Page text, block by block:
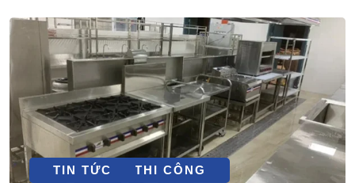
THIẾT KẾ - THI CÔNG
TIN TỨC